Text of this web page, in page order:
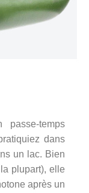
passe-temps
dans
un lac. Bien
plupart), elle
après un